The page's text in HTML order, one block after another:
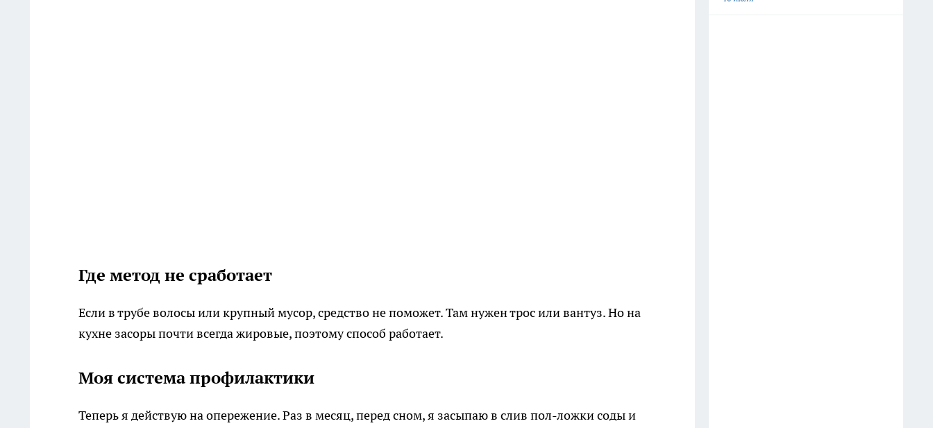
Где метод не сработает
Если в трубе волосы или крупный мусор, средство не поможет. Там нужен трос или вантуз. Но на
кухне засоры почти всегда жировые, поэтому способ работает.
Моя система профилактики
Теперь я действую на опережение. Раз в месяц, перед сном, я засыпаю в слив пол-ложки соды и